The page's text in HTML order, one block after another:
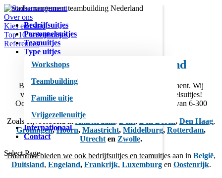
Bedrijfsuitjes
Personeelsuitjes
Teamuitjes
Type uitjes
Workshops
Teambuilding
Familie uitje
Vrijgezellenuitje
Internationaal
Contact
Select Page
Over ons
Kies een stad
Top 10 bedrijfsuitjes
Referenties
Stadsarrangement Nederland
Beleef een geweldig bedrijfsuitje bij Stadsarrangement. Wij
verzorgen in meer dan 100 steden unieke personeelsuitjes!
Ook voor arrangementen op maat en voor groepen van 6-300
Zoals bijvoorbeeld inAmsterdam Den Bosch, Den Haag,
Groningen,Hoorn, Maastricht, Middelburg, Rotterdam,
Utrecht en Zwolle.
Daarnaast bieden we ook bedrijfsuitjes en teamuitjes aan in België,
Duitsland, Engeland, Frankrijk, Luxemburgen Oostenrijk.